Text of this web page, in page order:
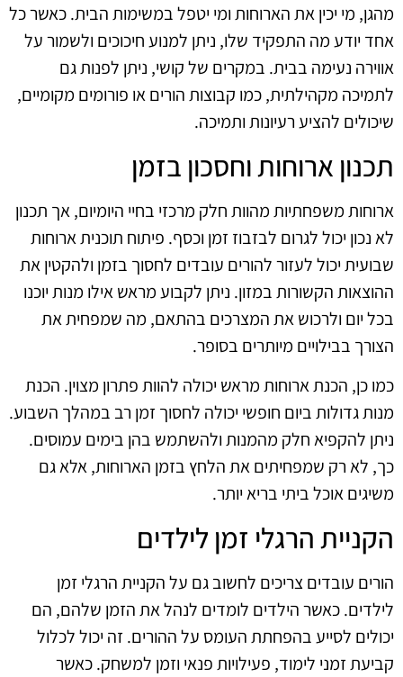
מהגן, מי יכין את הארוחות ומי יטפל במשימות הבית. כאשר כל
אחד יודע מה התפקיד שלו, ניתן למנוע חיכוכים ולשמור על
אווירה נעימה בבית. במקרים של קושי, ניתן לפנות גם
לתמיכה מקהילתית, כמו קבוצות הורים או פורומים מקומיים,
שיכולים להציע רעיונות ותמיכה.
תכנון ארוחות וחסכון בזמן
ארוחות משפחתיות מהוות חלק מרכזי בחיי היומיום, אך תכנון
לא נכון יכול לגרום לבזבוז זמן וכסף. פיתוח תוכנית ארוחות
שבועית יכול לעזור להורים עובדים לחסוך בזמן ולהקטין את
ההוצאות הקשורות במזון. ניתן לקבוע מראש אילו מנות יוכנו
בכל יום ולרכוש את המצרכים בהתאם, מה שמפחית את
הצורך בבילויים מיותרים בסופר.
כמו כן, הכנת ארוחות מראש יכולה להוות פתרון מצוין. הכנת
מנות גדולות ביום חופשי יכולה לחסוך זמן רב במהלך השבוע.
ניתן להקפיא חלק מהמנות ולהשתמש בהן בימים עמוסים.
כך, לא רק שמפחיתים את הלחץ בזמן הארוחות, אלא גם
משיגים אוכל ביתי בריא יותר.
הקניית הרגלי זמן לילדים
הורים עובדים צריכים לחשוב גם על הקניית הרגלי זמן
לילדים. כאשר הילדים לומדים לנהל את הזמן שלהם, הם
יכולים לסייע בהפחתת העומס על ההורים. זה יכול לכלול
קביעת זמני לימוד, פעילויות פנאי וזמן למשחק. כאשר